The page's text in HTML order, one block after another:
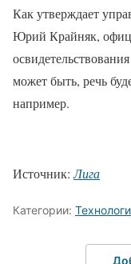
Как утверждает
Юрий Крайняк,
может быть, речь
например.
Источник:Лига
Категории: